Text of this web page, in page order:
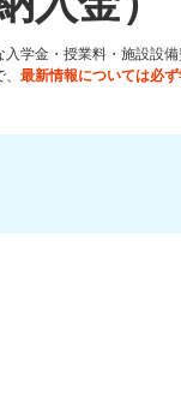
学金・授業料・施設設備
最新情報については必